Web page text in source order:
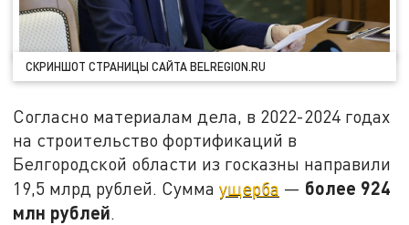
СКРИНШОТ СТРАНИЦЫ САЙТА BELREGION.RU
Согласно материалам дела, в 2022-2024 годах
на строительство фортификаций в
Белгородской области из госказны направили
19,5 млрд рублей. Суммаущерба — более 924
млн рублей.